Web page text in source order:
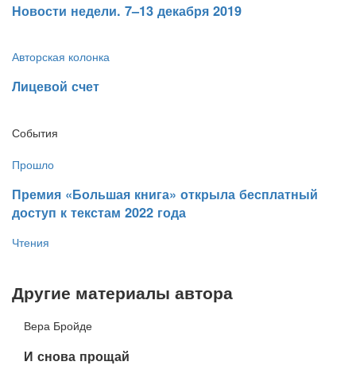
​Новости недели. 7–13 декабря 2019
Авторская колонка
​Лицевой счет
События
Прошло
​Премия «Большая книга» открыла бесплатный
доступ к текстам 2022 года
Чтения
Другие материалы автора
Вера Бройде
​И снова прощай